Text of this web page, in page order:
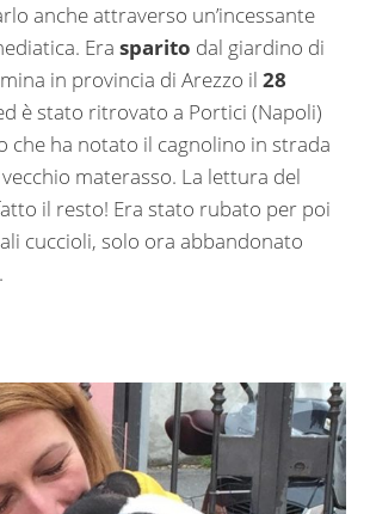
anche attraverso un’incessante
Era sparito dal giardino di
in provincia di Arezzo il 28
è stato ritrovato a Portici (Napoli)
che ha notato il cagnolino in strada
materasso. La lettura del
il resto! Era stato rubato per poi
cuccioli, solo ora abbandonato
.